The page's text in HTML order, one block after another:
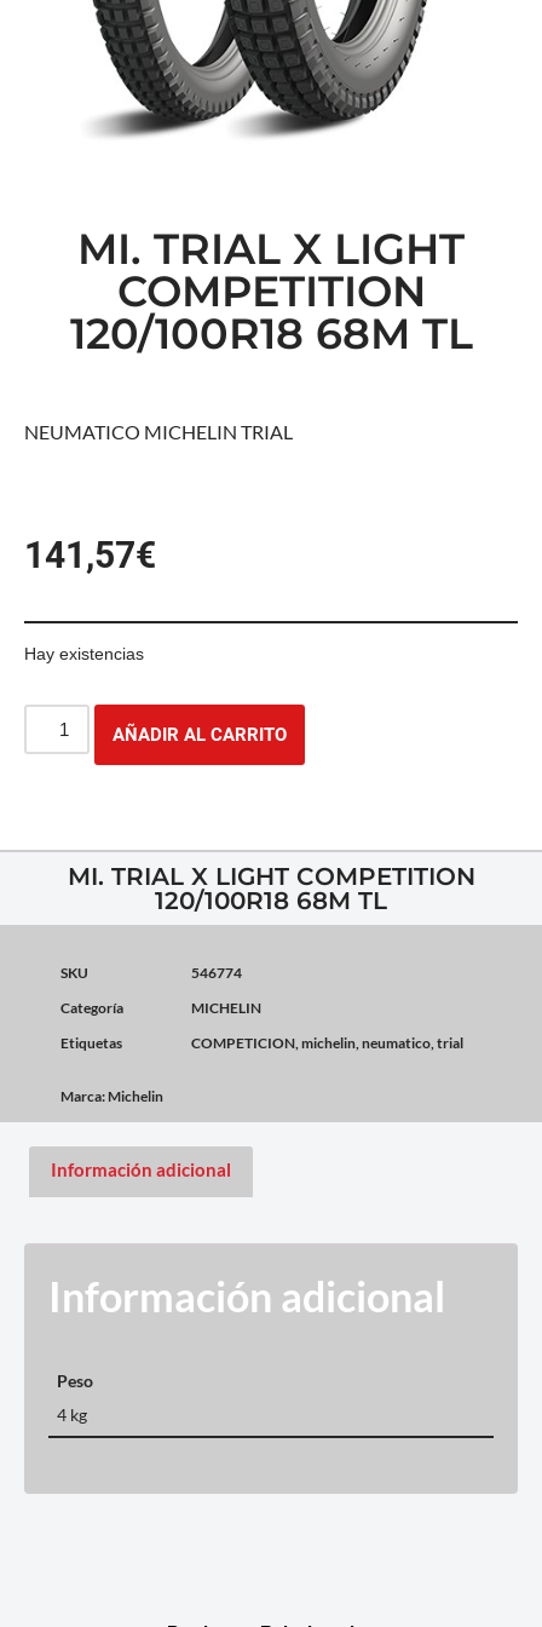
MI. TRIAL X LIGHT
COMPETITION
120/100R18 68M TL
NEUMATICO MICHELIN TRIAL
141,57€
Hay existencias
AÑADIR AL CARRITO
MI. TRIAL X LIGHT COMPETITION
120/100R18 68M TL
SKU
546774
Categoría
MICHELIN
Etiquetas
COMPETICION michelin neumatico trial
Marca: Michelin
Información adicional
Información adicional
Peso
4 kg